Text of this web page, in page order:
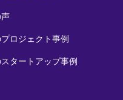
ロジェクト事例
タートアップ事例